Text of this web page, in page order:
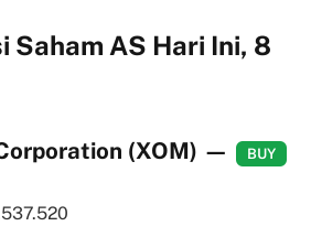
Saham AS Hari Ini, 8
(XOM) — BUY